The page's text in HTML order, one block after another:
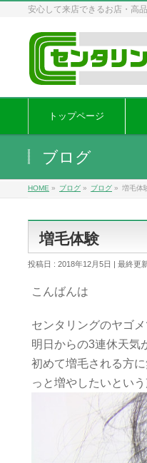
安心して来店できるお店・高
トップページ
ブログ
HOME » ブログ » ブログ » 増毛体
増毛体験
投稿日 : 2018年12月5日 最終更
こんばんは
センタリングのヤゴメ
明日からの3連休天気
初めて増毛される方
っと増やしたいとい